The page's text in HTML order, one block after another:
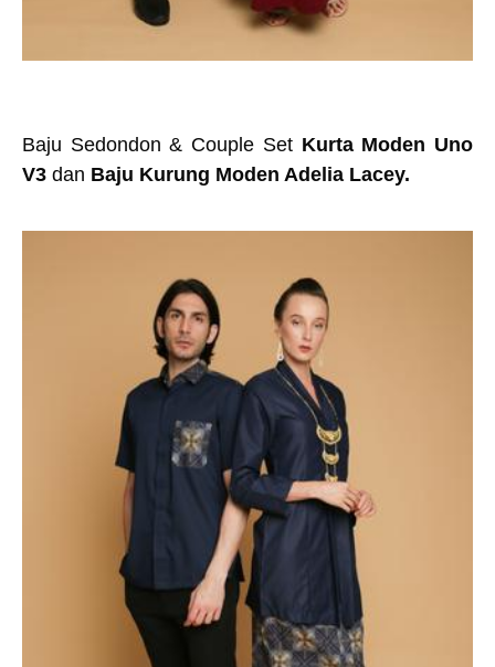
Baju Sedondon & Couple Set Kurta Moden Uno
V3 dan Baju Kurung Moden Adelia Lacey.